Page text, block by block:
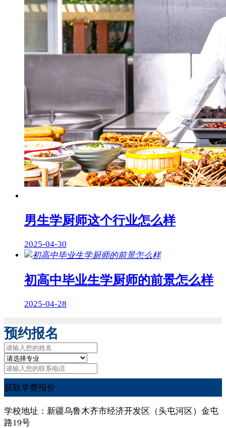
男生学厨师这个行业怎么样
2025-04-30
初高中毕业生学厨师的前景怎么样
2025-04-28
预约报名
获取学费报价
学校地址：新疆乌鲁木齐市经济开发区（头屯河区）金屯
路19号